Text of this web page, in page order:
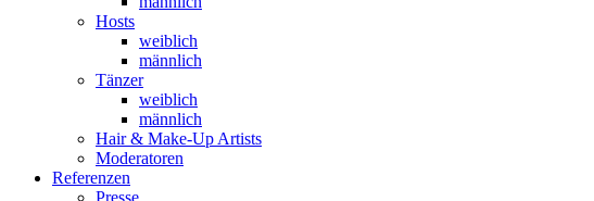
Hosts
weiblich
männlich
Tänzer
weiblich
männlich
Hair & Make-Up Artists
Moderatoren
Referenzen
Presse